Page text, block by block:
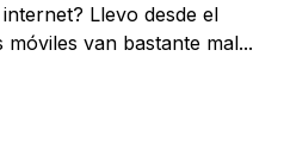
Llevo desde el
van bastante mal...